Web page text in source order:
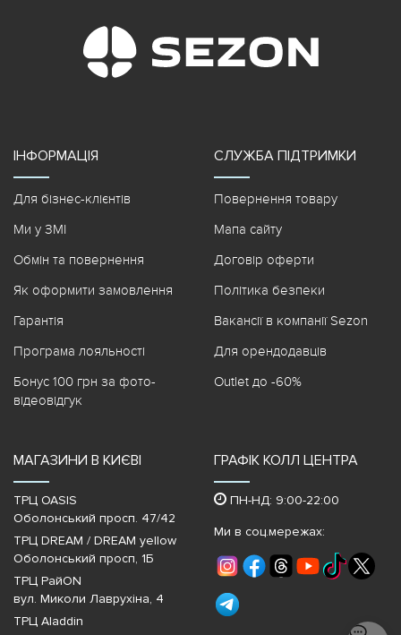
ІНФОРМАЦІЯ
Для бізнес-клієнтів
Ми у ЗМІ
Обмін та повернення
Як оформити замовлення
Гарантія
Програма лояльності
Бонус 100 грн за фото-
відеовідгук
СЛУЖБА ПІДТРИМКИ
Повернення товару
Мапа сайту
Договір оферти
Політика безпеки
Вакансії в компанії Sezon
Для орендодавців
Outlet до -60%
МАГАЗИНИ В КИЄВІ
ТРЦ OASIS
Оболонський просп. 47/42
ТРЦ DREAM / DREAM yellow
Оболонський просп, 1Б
ТРЦ РайON
вул. Миколи Лаврухіна, 4
ТРЦ Aladdin
ГРАФІК КОЛЛ ЦЕНТРА
ПН-НД: 9:00-22:00
Ми в соц.мережах: